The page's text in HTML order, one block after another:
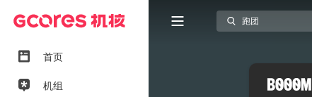
首页
机组